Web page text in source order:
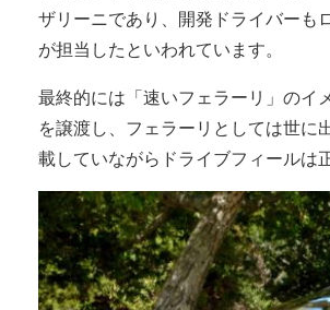
ザリーニであり、開発ドライバーも
が担当したといわれています。
最終的には「速いフェラーリ」のイ
を譲渡し、フェラーリとしては世に
載していながらドライブフィールは